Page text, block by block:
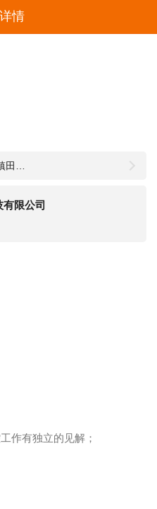
情
限公司
作有独立的见解；